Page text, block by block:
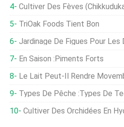
Cultiver Des Fèves
TriOak Foods Tient Bon
Jardinage De Figues Pour Les
En Saison :Piments Forts
Le Lait Peut-Il Rendre
Types De Pêche :Types De
Cultiver Des Orchidées En